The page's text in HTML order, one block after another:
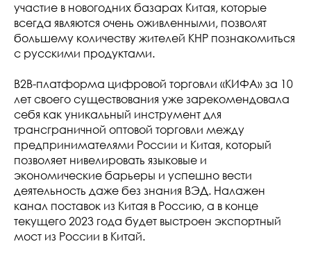
участие в новогодних базарах Китая, которые
всегда являются очень оживленными, позволят
большему количеству жителей КНР познакомиться
с русскими продуктами.
В2В-платформа цифровой торговли «КИФА» за 10
лет своего существования уже зарекомендовала
себя как уникальный инструмент для
трансграничной оптовой торговли между
предпринимателями России и Китая, который
позволяет нивелировать языковые и
экономические барьеры и успешно вести
деятельность даже без знания ВЭД. Налажен
канал поставок из Китая в Россию, а в конце
текущего 2023 года будет выстроен экспортный
мост из России в Китай.